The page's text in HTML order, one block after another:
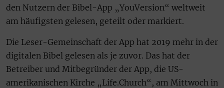
den Nutzern der Bibel-App „YouVersion“ weltweit
am häufigsten gelesen, geteilt oder markiert.
Die Leser-Gemeinschaft der App hat 2019 mehr in der
digitalen Bibel gelesen als je zuvor. Das hat der
Betreiber und Mitbegründer der App, die US-
amerikanischen Kirche „Life.Church“, am Mittwoch in